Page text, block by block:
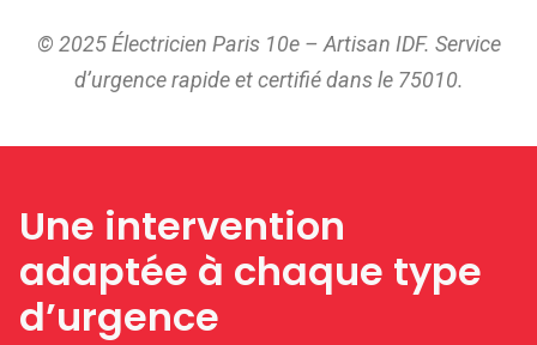
© 2025 Électricien Paris 10e – Artisan IDF. Service
d’urgence rapide et certifié dans le 75010.
Une intervention
adaptée à chaque type
d’urgence